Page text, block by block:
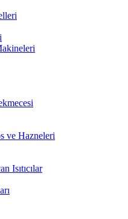
ve Hazneleri
Isıtıcılar